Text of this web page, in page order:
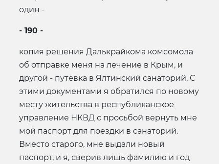
один -
- 190 -
копия решения Далькрайкома комсомола
об отправке меня на лечение в Крым, и
другой - путевка в Ялтинский санаторий. С
этими документами я обратился по новому
месту жительства в республиканское
управление НКВД с просьбой вернуть мне
мой паспорт для поездки в санаторий.
Вместо старого, мне выдали новый
паспорт, и я, сверив лишь фамилию и год